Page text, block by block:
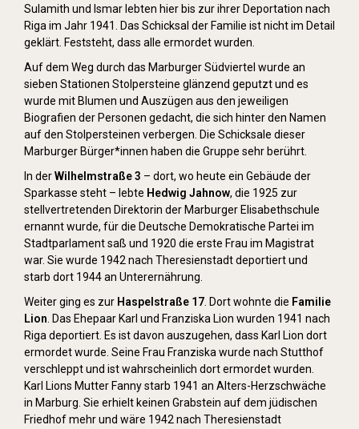
Sulamith und Ismar lebten hier bis zur ihrer Deportation nach
Riga im Jahr 1941. Das Schicksal der Familie ist nicht im Detail
geklärt. Feststeht, dass alle ermordet wurden.
Auf dem Weg durch das Marburger Südviertel wurde an
sieben Stationen Stolpersteine glänzend geputzt und es
wurde mit Blumen und Auszügen aus den jeweiligen
Biografien der Personen gedacht, die sich hinter den Namen
auf den Stolpersteinen verbergen. Die Schicksale dieser
Marburger Bürger*innen haben die Gruppe sehr berührt.
In derWilhelmstraße 3 – dort, wo heute ein Gebäude der
Sparkasse steht – lebte Hedwig Jahnow, die 1925 zur
stellvertretenden Direktorin der Marburger Elisabethschule
ernannt wurde, für die Deutsche Demokratische Partei im
Stadtparlament saß und 1920 die erste Frau im Magistrat
war. Sie wurde 1942 nach Theresienstadt deportiert und
starb dort 1944 an Unterernährung.
Weiter ging es zur Haspelstraße 17 . Dort wohnte die Familie
Lion . Das Ehepaar Karl und Franziska Lion wurden 1941 nach
Riga deportiert. Es ist davon auszugehen, dass Karl Lion dort
ermordet wurde. Seine Frau Franziska wurde nach Stutthof
verschleppt und ist wahrscheinlich dort ermordet wurden.
Karl Lions Mutter Fanny starb 1941 an Alters-Herzschwäche
in Marburg. Sie erhielt keinen Grabstein auf dem jüdischen
Friedhof mehr und wäre 1942 nach Theresienstadt